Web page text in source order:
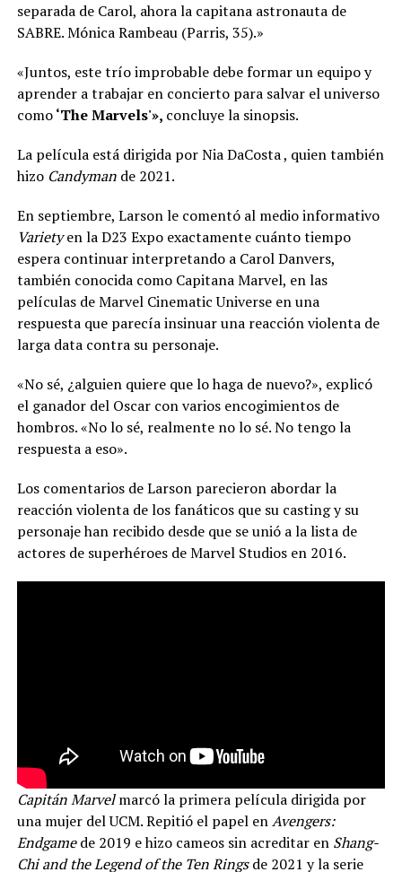
separada de Carol, ahora la capitana astronauta de
SABRE. Mónica Rambeau (Parris, 35).»
«Juntos, este trío improbable debe formar un equipo y
aprender a trabajar en concierto para salvar el universo
como‘The Marvels'», concluye la sinopsis.
La película está dirigida por Nia DaCosta , quien también
hizo Candymande 2021.
En septiembre, Larson le comentó al medio informativo
Varietyen la D23 Expo exactamente cuánto tiempo
espera continuar interpretando a Carol Danvers,
también conocida como Capitana Marvel, en las
películas de Marvel Cinematic Universe en una
respuesta que parecía insinuar una reacción violenta de
larga data contra su personaje.
«No sé, ¿alguien quiere que lo haga de nuevo?», explicó
el ganador del Oscar con varios encogimientos de
hombros. «No lo sé, realmente no lo sé. No tengo la
respuesta a eso».
Los comentarios de Larson parecieron abordar la
reacción violenta de los fanáticos que su casting y su
personaje han recibido desde que se unió a la lista de
actores de superhéroes de Marvel Studios en 2016.
Capitán Marvelmarcó la primera película dirigida por
una mujer del UCM. Repitió el papel enAvengers:
Endgamede 2019 e hizo cameos sin acreditar en Shang-
Chi and the Legend of the Ten Ringsde 2021 y la serie